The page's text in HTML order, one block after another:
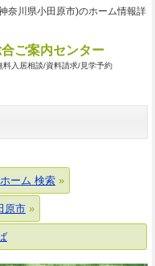
奈川県小田原市)のホーム情報詳
ご案内センター
入居相談/資料請求/見学予約
ーム 検索
原市